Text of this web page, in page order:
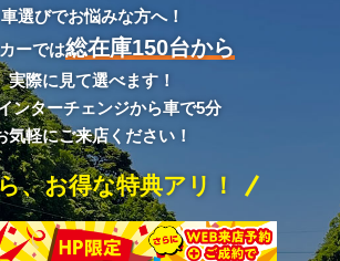
車選びでお悩みな方へ！
ーでは総在庫150台から
実際に見て選べます！
ンターチェンジから車で5分
気軽にご来店ください！
、お得な特典アリ！